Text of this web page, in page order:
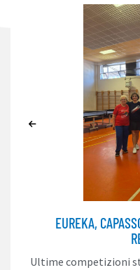
EUREKA,
Ultime competizioni